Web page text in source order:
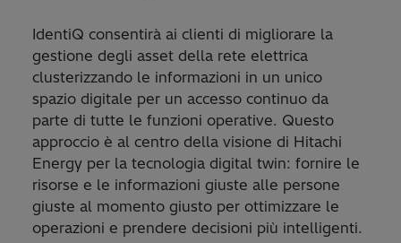
IdentiQ consentirà ai clienti di migliorare la
gestione degli asset della rete elettrica
clusterizzando le informazioni in un unico
spazio digitale per un accesso continuo da
parte di tutte le funzioni operative. Questo
approccio è al centro della visione di Hitachi
Energy per la tecnologia digital twin: fornire le
risorse e le informazioni giuste alle persone
giuste al momento giusto per ottimizzare le
operazioni e prendere decisioni più intelligenti.